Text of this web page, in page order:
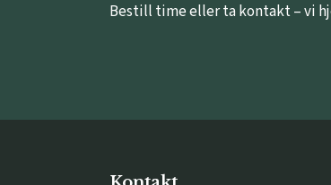
Bestill time eller ta kontakt – vi